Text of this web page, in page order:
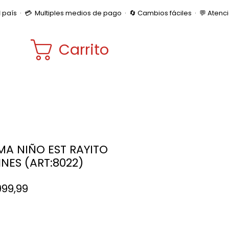
Carrito
NIÑO EST RAYITO
(ART:8022)